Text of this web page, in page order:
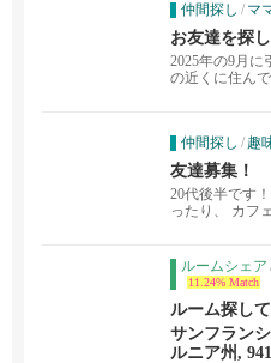
仲間探し / マ
お友達を探
2025年の9月に
の近くに住ん
仲間探し / 趣
友達募集！
20代後半です
ったり、 カフ
ルームシェア
11.24% Match
ルーム探し
サンフラン
ルニア州,